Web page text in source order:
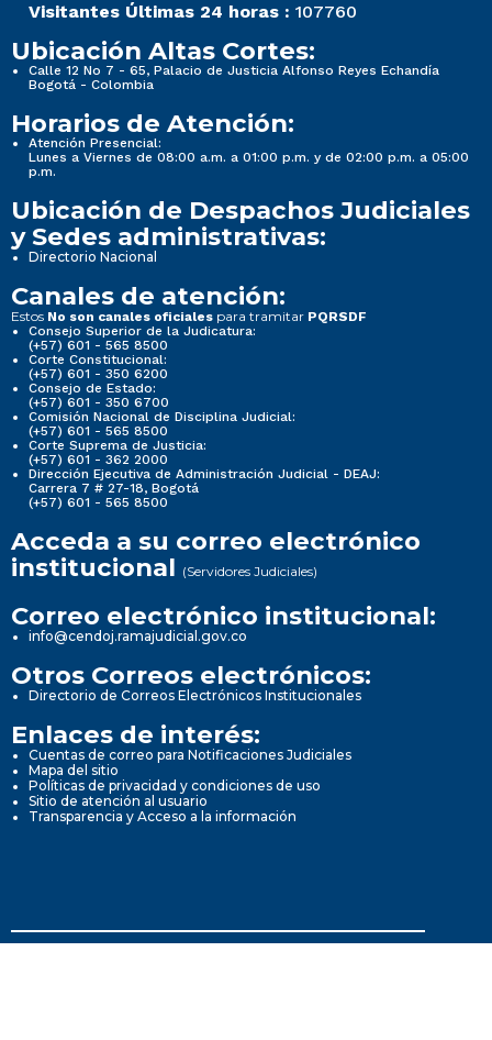
Visitantes Últimas 24 horas : 107760
Ubicación Altas Cortes:
Calle 12 No 7 - 65, Palacio de Justicia Alfonso Reyes Echandía
Bogotá - Colombia
Horarios de Atención:
Atención Presencial:
Lunes a Viernes de 08:00 a.m. a 01:00 p.m. y de 02:00 p.m. a 05:00
p.m.
Ubicación de Despachos Judiciales
y Sedes administrativas:
Directorio Nacional
Canales de atención:
Estos No son canales oficiales para tramitar PQRSDF
Consejo Superior de la Judicatura:
(+57) 601 - 565 8500
Corte Constitucional:
(+57) 601 - 350 6200
Consejo de Estado:
(+57) 601 - 350 6700
Comisión Nacional de Disciplina Judicial:
(+57) 601 - 565 8500
Corte Suprema de Justicia:
(+57) 601 - 362 2000
Dirección Ejecutiva de Administración Judicial - DEAJ:
Carrera 7 # 27-18, Bogotá
(+57) 601 - 565 8500
Acceda a su correo electrónico
institucional (Servidores Judiciales)
Correo electrónico institucional:
info@cendoj.ramajudicial.gov.co
Otros Correos electrónicos:
Directorio de Correos Electrónicos Institucionales
Enlaces de interés:
Cuentas de correo para Notificaciones Judiciales
Mapa del sitio
Políticas de privacidad y condiciones de uso
Sitio de atención al usuario
Transparencia y Acceso a la información